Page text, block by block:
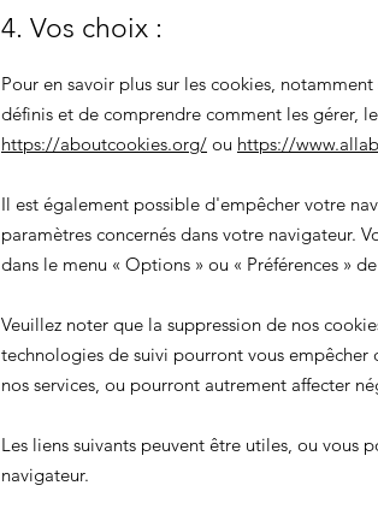
4. Vos choix :
Pour en savoir plus sur les cookies,
définis et de comprendre comment les gérer,
https://aboutcookies.org/ ou https://
Il est également possible d'empêcher votre
paramètres concernés dans votre navigateur.
dans le menu « Options » ou « Préférences »
Veuillez noter que la suppression de nos
technologies de suivi pourront vous
nos services, ou pourront autrement affecter
Les liens suivants peuvent être utiles, ou vous
navigateur.